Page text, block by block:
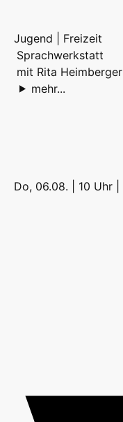
Jugend | Freizeit
Sprachwerkstatt
mit Rita Heimberger
mehr...
Do, 06.08. | 10 Uhr |